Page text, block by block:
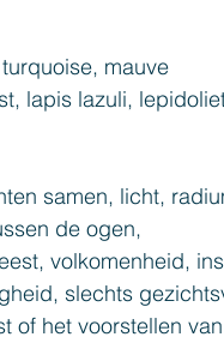
mauve
lapis lazuli,
samen, licht,
de ogen,
volkomenheid,
slechts
of het voorstellen